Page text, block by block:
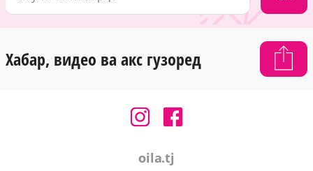
Хабар, видео ва акс гузоред
oila.tj